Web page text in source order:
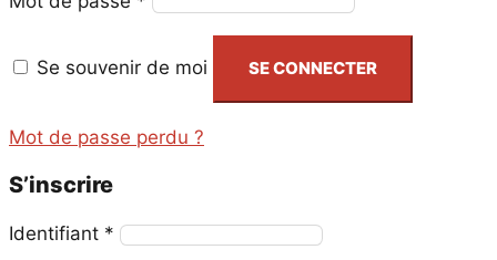
Se souvenir de moi SE CONNECTER
Mot de passe perdu ?
S’inscrire
Identifiant * Obligatoire